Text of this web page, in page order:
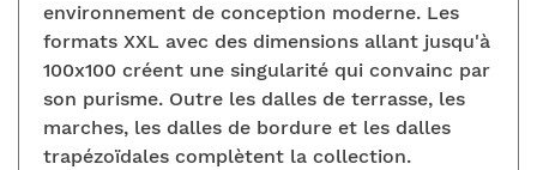
environnement de conception moderne. Les
formats XXL avec des dimensions allant jusqu'à
100x100 créent une singularité qui convainc par
son purisme. Outre les dalles de terrasse, les
marches, les dalles de bordure et les dalles
trapézoïdales complètent la collection.